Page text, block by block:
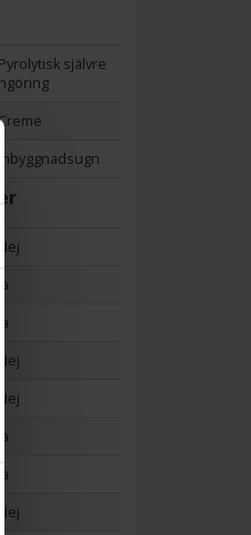
Pyrolytisk självre
ngöring
Inbyggnadsugn
Nej
Ja
Ja
Nej
Nej
Ja
Ja
Nej